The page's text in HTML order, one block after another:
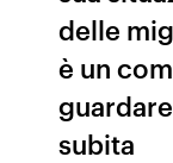
delle
è un
subita